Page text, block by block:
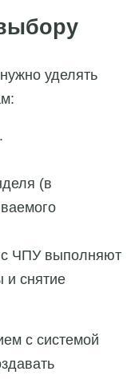
уделять
(в
с ЧПУ выполняют
и снятие
с системой